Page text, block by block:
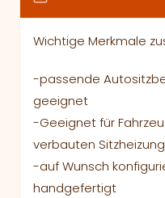
Wichtige Merkmale
-passende
geeignet
-Geeignet für
verbauten Sitzheizung
-auf Wunsch
handgefertigt